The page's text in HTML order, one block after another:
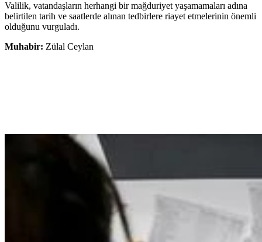
Valilik, vatandaşların herhangi bir mağduriyet yaşamamaları adına
belirtilen tarih ve saatlerde alınan tedbirlere riayet etmelerinin önemli
olduğunu vurguladı.
Muhabir: Zülal Ceylan